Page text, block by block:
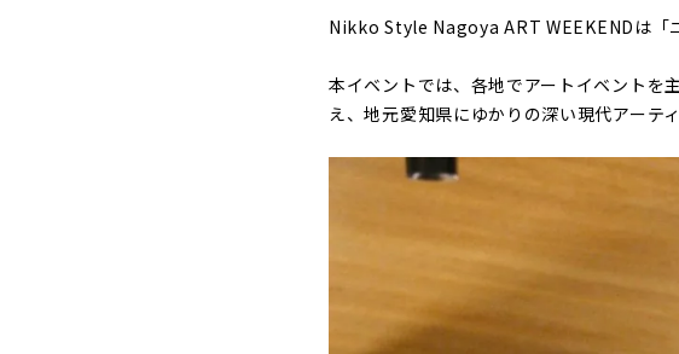
Nikko Style Nagoya ART WEEKENDは「
本イベントでは、各地でアートイベントを
え、地元愛知県にゆかりの深い現代アーテ